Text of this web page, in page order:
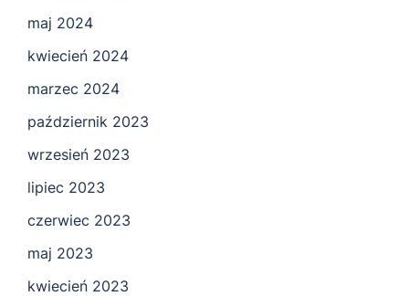
maj 2024
kwiecień 2024
marzec 2024
październik 2023
wrzesień 2023
lipiec 2023
czerwiec 2023
maj 2023
kwiecień 2023